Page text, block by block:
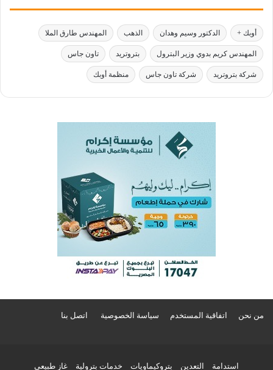
أوبك + الدكتور وسيم وهدان الذهب المهندس طارق الملا
المهندس كريم بدوي وزير البترول بتروتريد تاون جاس
شركة بتروتريد شركة تاون جاس منظمة أوبك
من نحن اتفاقية المستخدم سياسة الخصوصية اتصل بنا
استدامة التعدين بتروكيماويات خدمات بترولية غاز طبيعي